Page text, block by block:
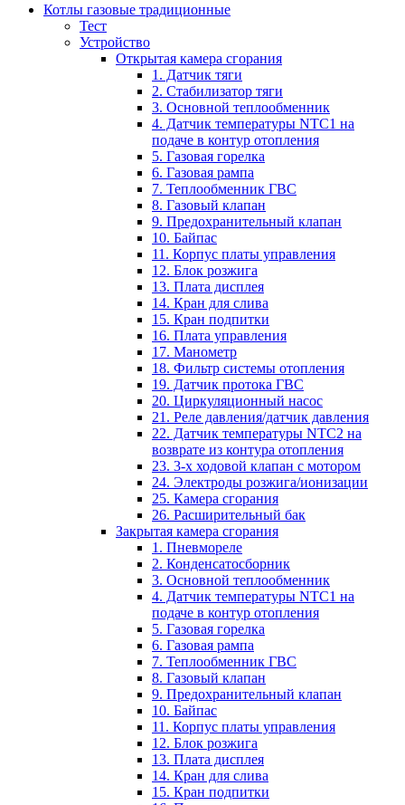
Котлы газовые традиционные
Тест
Устройство
Открытая камера сгорания
1. Датчик тяги
2. Стабилизатор тяги
3. Основной теплообменник
4. Датчик температуры NTC1 на
подаче в контур отопления
5. Газовая горелка
6. Газовая рампа
7. Теплообменник ГВС
8. Газовый клапан
9. Предохранительный клапан
10. Байпас
11. Корпус платы управления
12. Блок розжига
13. Плата дисплея
14. Кран для слива
15. Кран подпитки
16. Плата управления
17. Манометр
18. Фильтр системы отопления
19. Датчик протока ГВС
20. Циркуляционный насос
21. Реле давления/датчик давления
22. Датчик температуры NTC2 на
возврате из контура отопления
23. 3-х ходовой клапан с мотором
24. Электроды розжига/ионизации
25. Камера сгорания
26. Расширительный бак
Закрытая камера сгорания
1. Пневмореле
2. Конденсатосборник
3. Основной теплообменник
4. Датчик температуры NTC1 на
подаче в контур отопления
5. Газовая горелка
6. Газовая рампа
7. Теплообменник ГВС
8. Газовый клапан
9. Предохранительный клапан
10. Байпас
11. Корпус платы управления
12. Блок розжига
13. Плата дисплея
14. Кран для слива
15. Кран подпитки